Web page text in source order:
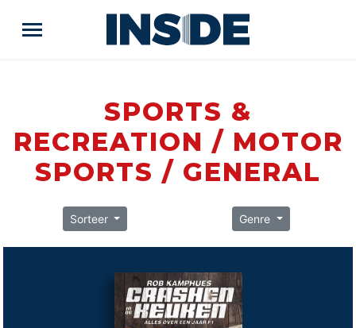
SPORTS &
RECREATION / MOTOR
SPORTS / GENERAL
Sorteer Genre